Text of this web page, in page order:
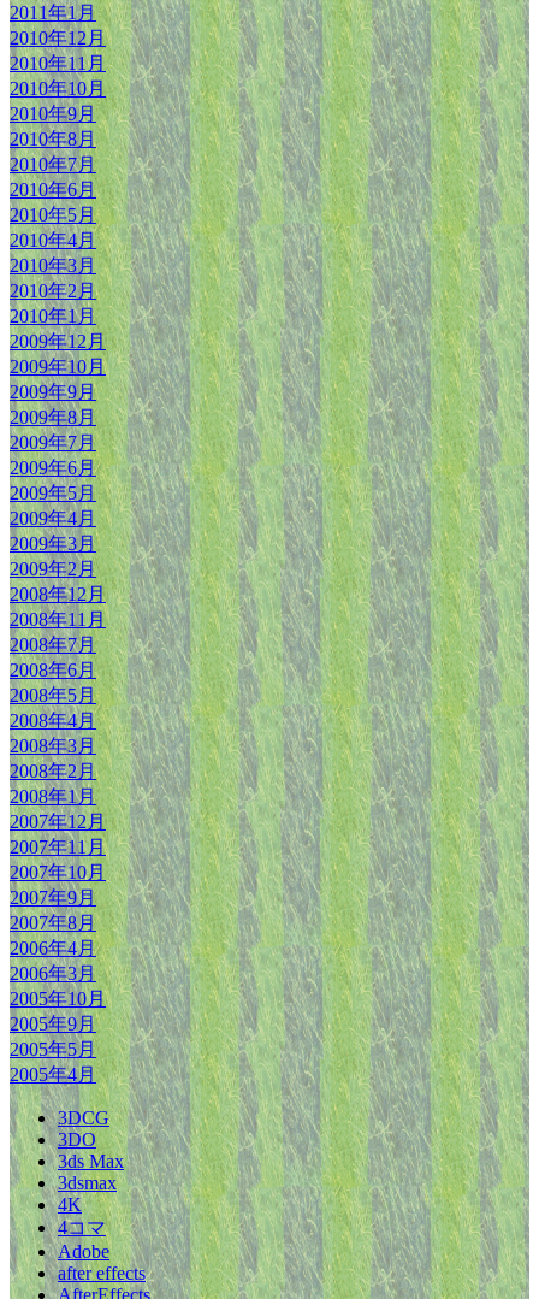
2011年1月
2010年12月
2010年11月
2010年10月
2010年9月
2010年8月
2010年7月
2010年6月
2010年5月
2010年4月
2010年3月
2010年2月
2010年1月
2009年12月
2009年10月
2009年9月
2009年8月
2009年7月
2009年6月
2009年5月
2009年4月
2009年3月
2009年2月
2008年12月
2008年11月
2008年7月
2008年6月
2008年5月
2008年4月
2008年3月
2008年2月
2008年1月
2007年12月
2007年11月
2007年10月
2007年9月
2007年8月
2006年4月
2006年3月
2005年10月
2005年9月
2005年5月
2005年4月
3DCG
3DO
3ds Max
3dsmax
4K
4コマ
Adobe
after effects
AfterEffects